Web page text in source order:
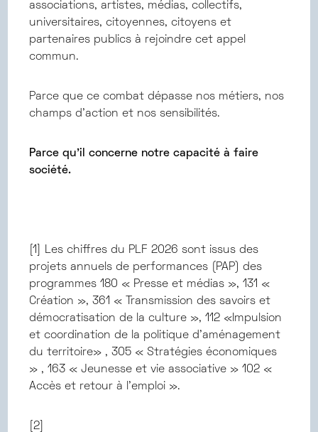
associations, artistes, médias, collectifs,
universitaires, citoyennes, citoyens et
partenaires publics à rejoindre cet appel
commun.
Parce que ce combat dépasse nos métiers, nos
champs d’action et nos sensibilités.
Parce qu’il concerne notre capacité à faire
société.
[1] Les chiffres du PLF 2026 sont issus des
projets annuels de performances (PAP) des
programmes 180 « Presse et médias », 131 «
Création », 361 « Transmission des savoirs et
démocratisation de la culture », 112 «Impulsion
et coordination de la politique d'aménagement
du territoire» , 305 « Stratégies économiques
» , 163 « Jeunesse et vie associative » 102 «
Accès et retour à l'emploi ».
[2]